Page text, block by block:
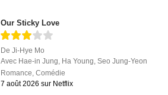
Our Sticky Love
DeJi-Hye Mo
Avec Hae-in Jung Ha Young ,Seo Jung-Yeon
Romance ,Comédie
7 août 2026 sur Netflix